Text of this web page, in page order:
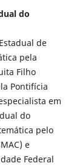
do
de
pela
Filho
Pontifícia
em
do
pelo
e
Federal